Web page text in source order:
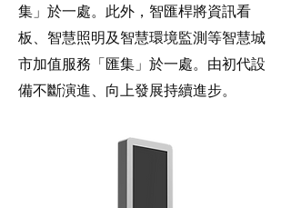
集」於一處。此外，智匯桿將資訊看
板、智慧照明及智慧環境監測等智慧城
市加值服務「匯集」於一處。由初代設
備不斷演進、向上發展持續進步。